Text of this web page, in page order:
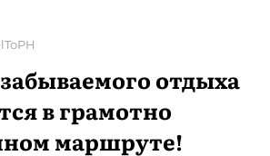
отдыха
в грамотно
маршруте!